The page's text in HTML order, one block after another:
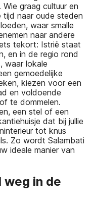
graag cultuur en
naar oude steden
waar smalle
naar andere
tekort: Istrië staat
en in de regio rond
waar lokale
gemoedelijke
kiezen voor een
en voldoende
te dommelen.
een stel of een
dat bij jullie
tot knus
Zo wordt Salambati
ideale manier van
weg in de